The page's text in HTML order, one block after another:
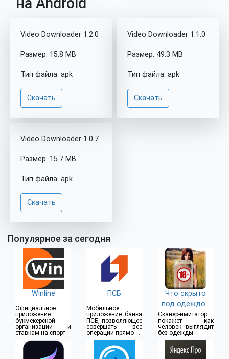
Video Downloader 1.2.0
Размер: 15.8 MB
Тип файла: apk
Скачать
Video Downloader 1.1.0
Размер: 49.3 MB
Тип файла: apk
Скачать
Video Downloader 1.0.7
Размер: 15.7 MB
Тип файла: apk
Скачать
Популярное за сегодня
Winline
Официальное
приложение
букмекерской
организации и
ставкам на спорт
ПСБ
Мобильное
приложение банка
ПСБ, позволяющее
совершать все
операции прямо из
дома
Что скрыто
под одеждой
(18+)
Сканер-имитатор
покажет как
человек выглядит
без одежды